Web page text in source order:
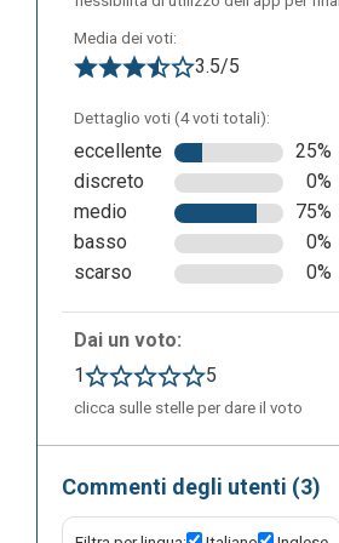
La seguente è la schermata di
descrizione. Dopodiché
propria dashboard. Si potrà
Media dei voti:
3.5/5
Dettaglio voti (4 voti totali):
eccellente
25%
discreto
0%
medio
75%
basso
0%
scarso
0%
Dai un voto:
1
5
clicca sulle stelle per dare il voto
Commenti degli utenti (3)